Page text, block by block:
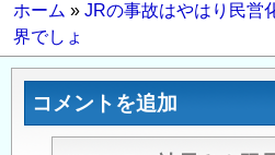
移
動
パ
ン
く
ホーム JRの事故はやはり民営
界でしょ
コメントを追加